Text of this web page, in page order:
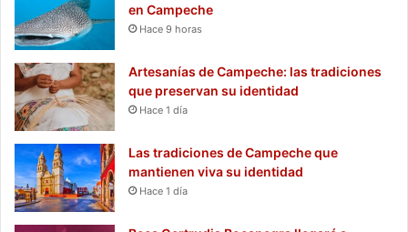
en Campeche
Hace 9 horas
Artesanías de Campeche: las tradiciones
que preservan su identidad
Hace 1 día
Las tradiciones de Campeche que
mantienen viva su identidad
Hace 1 día